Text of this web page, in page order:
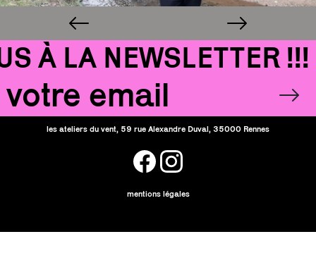
À LA NEWSLETTER !!!
Email
les ateliers du vent, 59 rue Alexandre Duval, 35000 Rennes
facebookinstagram
mentions légales